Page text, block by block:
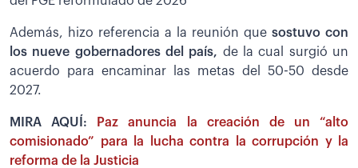
Además, hizo referencia a la reunión que sostuvo con
los nueve gobernadores del país, de la cual surgió un
acuerdo para encaminar las metas del 50-50 desde
2027.
MIRA AQUÍ:
Paz anuncia la creación de un “alto
comisionado” para la lucha contra la corrupción y la
reforma de la Justicia